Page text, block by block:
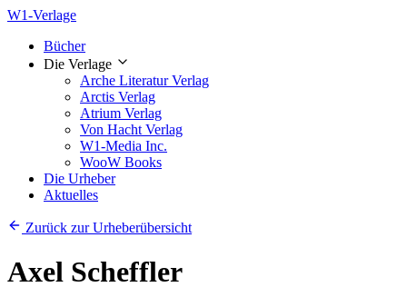
W1-Verlage
Bücher
Die Verlage
Arche Literatur Verlag
Arctis Verlag
Atrium Verlag
Von Hacht Verlag
W1-Media Inc.
WooW Books
Die Urheber
Aktuelles
Zurück zur Urheberübersicht
Axel Scheffler